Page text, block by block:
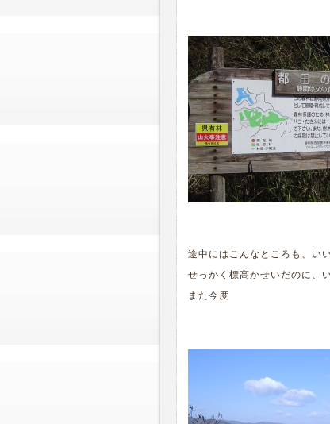
途中にはこんなところも、い
せっかく標高かせいだのに、
また今度